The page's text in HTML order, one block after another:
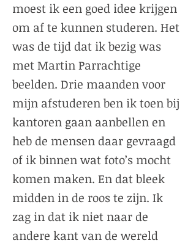
moest ik een goed idee krijgen
om af te kunnen studeren. Het
was de tijd dat ik bezig was
met Martin Parrachtige
beelden. Drie maanden voor
mijn afstuderen ben ik toen bij
kantoren gaan aanbellen en
heb de mensen daar gevraagd
of ik binnen wat foto’s mocht
komen maken. En dat bleek
midden in de roos te zijn. Ik
zag in dat ik niet naar de
andere kant van de wereld